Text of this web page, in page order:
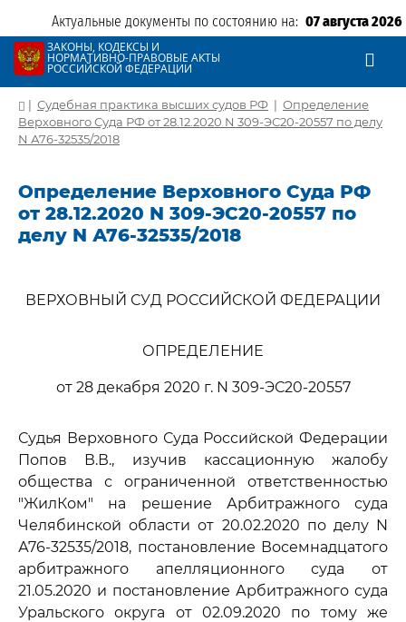
Актуальные документы по состоянию на: 07 августа 2026
ЗАКОНЫ, КОДЕКСЫ И
НОРМАТИВНО-ПРАВОВЫЕ АКТЫ
РОССИЙСКОЙ ФЕДЕРАЦИИ
| Судебная практика высших судов РФ | Определение
Верховного Суда РФ от 28.12.2020 N 309-ЭС20-20557 по делу
N А76-32535/2018
Определение Верховного Суда РФ
от 28.12.2020 N 309-ЭС20-20557 по
делу N А76-32535/2018
ВЕРХОВНЫЙ СУД РОССИЙСКОЙ ФЕДЕРАЦИИ
ОПРЕДЕЛЕНИЕ
от 28 декабря 2020 г. N 309-ЭС20-20557
Судья Верховного Суда Российской Федерации
Попов В.В., изучив кассационную жалобу
общества с ограниченной ответственностью
"ЖилКом" на решение Арбитражного суда
Челябинской области от 20.02.2020 по делу N
А76-32535/2018, постановление Восемнадцатого
арбитражного апелляционного суда от
21.05.2020 и постановление Арбитражного суда
Уральского округа от 02.09.2020 по тому же